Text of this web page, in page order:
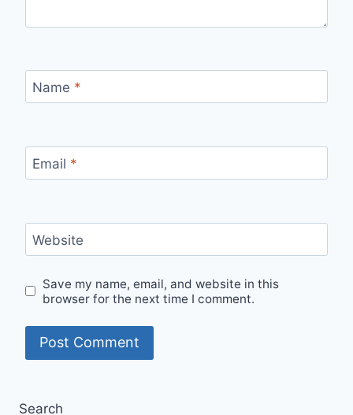
Name *
Email *
Website
Save my name, email, and website in this
browser for the next time I comment.
Search